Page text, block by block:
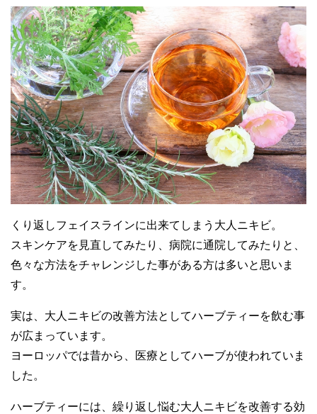
くり返しフェイスラインに出来てしまう大人ニキビ。
スキンケアを見直してみたり、病院に通院してみたりと、
色々な方法をチャレンジした事がある方は多いと思いま
す。
実は、大人ニキビの改善方法としてハーブティーを飲む事
が広まっています。
ヨーロッパでは昔から、医療としてハーブが使われていま
した。
ハーブティーには、繰り返し悩む大人ニキビを改善する効